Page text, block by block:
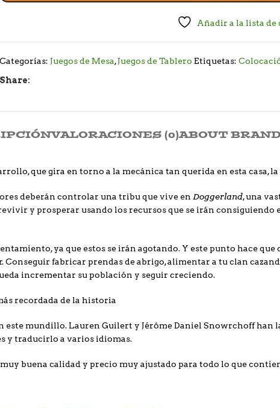
Añadir a la lista de
Categorías: Juegos de Mesa,Juegos de Tablero Etiquetas:
Share:
VALORACIONES (0)ABOUT BRAND
que gira en torno a la mecánica tan querida en esta casa,
deberán controlar una tribu que vive en Doggerland, una
y prosperar usando los recursos que se irán consiguiendo
ya que estos se irán agotando. Y este punto hace
Conseguir fabricar prendas de abrigo, alimentar a tu clan
incrementar su población y seguir creciendo.
recordada de la historia
este mundillo. Lauren Guilert y Jérôme Daniel Snowrchoff han
y traducirlo a varios idiomas.
buena calidad y precio muy ajustado para todo lo que